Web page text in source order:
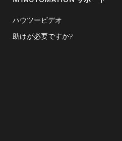
ハウツービデオ
助けが必要ですか?